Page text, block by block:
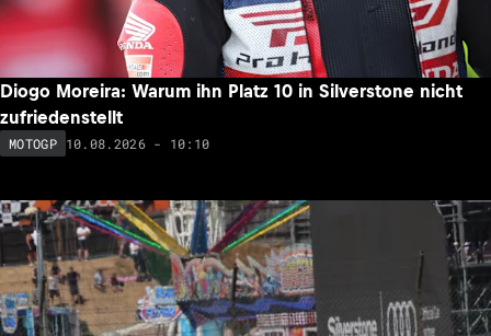
Diogo Moreira: Warum ihn Platz 10 in Silverstone nicht
zufriedenstellt
MOTOGP 10.08.2026 - 10:10